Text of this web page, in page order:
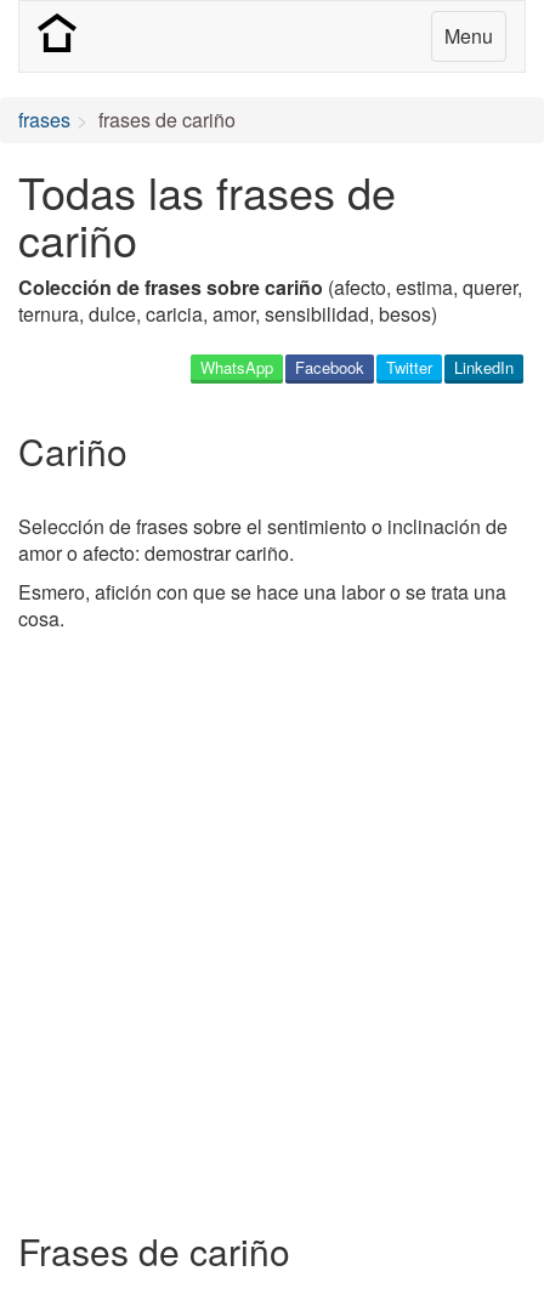
Menu
frases frases de cariño
Todas las frases de
cariño
Colección de frases sobre cariño (afecto, estima, querer,
ternura, dulce, caricia, amor, sensibilidad, besos)
LinkedIn
Twitter
Facebook
WhatsApp
Cariño
Selección de frases sobre el sentimiento o inclinación de
amor o afecto: demostrar cariño.
Esmero, afición con que se hace una labor o se trata una
cosa.
Frases de cariño